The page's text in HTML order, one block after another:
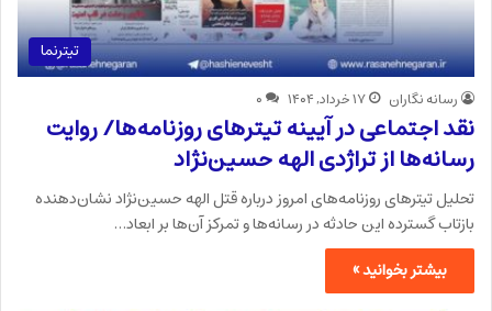
تیترنما
رسانه نگاران ۱۷ خرداد, ۱۴۰۴ ۰
نقد اجتماعی در آیینه تیترهای روزنامه‌ها/ روایت
رسانه‌ها از تراژدی الهه حسین‌نژاد
تحلیل تیترهای روزنامه‌های امروز درباره قتل الهه حسین‌نژاد نشان‌دهنده
بازتاب گسترده این حادثه در رسانه‌ها و تمرکز آن‌ها بر ابعاد…
بیشتر بخوانید »